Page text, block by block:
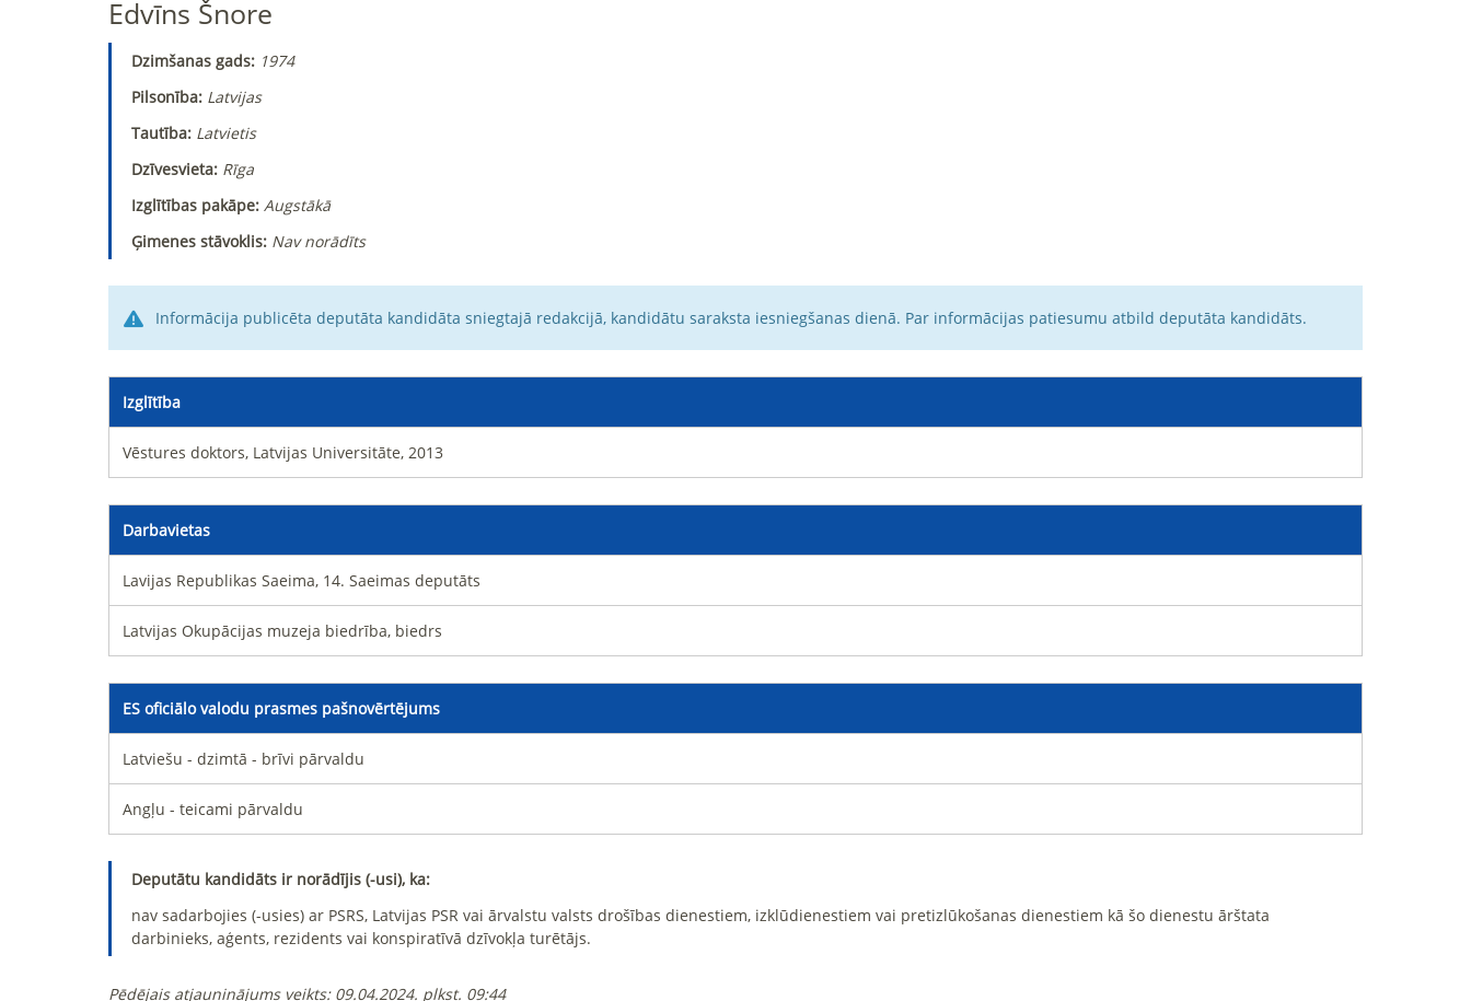
Edvīns Šnore
Dzimšanas gads: 1974
Pilsonība: Latvijas
Tautība: Latvietis
Dzīvesvieta: Rīga
Izglītības pakāpe: Augstākā
Ģimenes stāvoklis: Nav norādīts
Informācija publicēta deputāta kandidāta sniegtajā redakcijā, kandidātu saraksta iesniegšanas dienā. Par informācijas patiesumu atbild deputāta kandidāts.
Izglītība
Vēstures doktors, Latvijas Universitāte, 2013
Darbavietas
Lavijas Republikas Saeima, 14. Saeimas deputāts
Latvijas Okupācijas muzeja biedrība, biedrs
ES oficiālo valodu prasmes pašnovērtējums
Latviešu - dzimtā - brīvi pārvaldu
Angļu - teicami pārvaldu
Deputātu kandidāts ir norādījis (-usi), ka:
nav sadarbojies (-usies) ar PSRS, Latvijas PSR vai ārvalstu valsts drošības dienestiem, izklūdienestiem vai pretizlūkošanas dienestiem kā šo dienestu ārštata
darbinieks, aģents, rezidents vai konspiratīvā dzīvokļa turētājs.
Pēdējais atjauninājums veikts: 09.04.2024. plkst. 09:44